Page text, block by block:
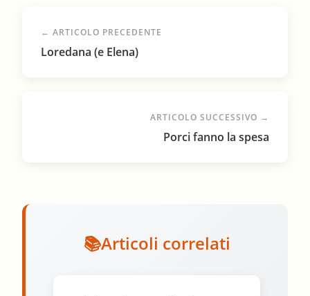
← ARTICOLO PRECEDENTE
Loredana (e Elena)
ARTICOLO SUCCESSIVO →
Porci fanno la spesa
Articoli correlati